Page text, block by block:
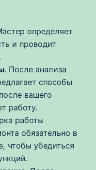
определяет
и проводит
. После анализа
способы
вашего
работу.
работы
обязательно в
чтобы убедиться